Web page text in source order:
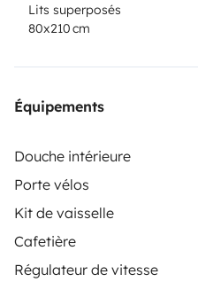
Lits superposés
80x210 cm
Équipements
Douche intérieure
Porte vélos
Kit de vaisselle
Cafetière
Régulateur de vitesse